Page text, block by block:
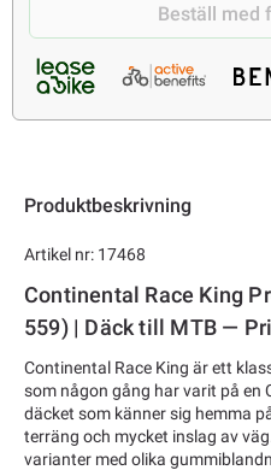
Beställ med
Produktbeskrivning
Artikel nr: 17468
Continental Race King
559) | Däck till MTB —
Continental Race King är ett
som någon gång har varit på
däcket som känner sig hemma
terräng och mycket inslag av
varianter med olika